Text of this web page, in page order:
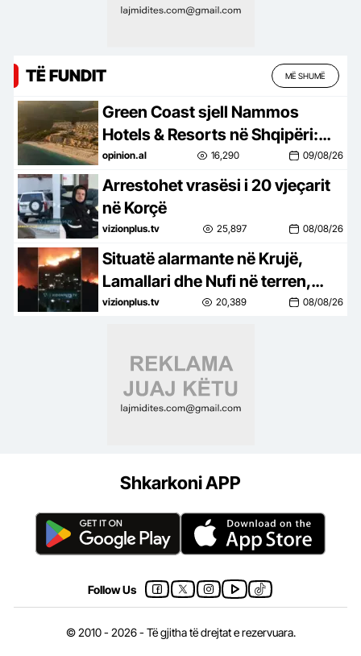
TË FUNDIT MË SHUMË
Green Coast sjell Nammos
Hotels & Resorts në Shqipëri:
Destinacion i ri lifestyle
opinion.al 16,290 09/08/26
Arrestohet vrasësi i 20 vjeçarit
në Korçë
vizionplus.tv 25,897 08/08/26
Situatë alarmante në Krujë,
Lamallari dhe Nufi në terren,
apel banorëve pë evakuim
vizionplus.tv 20,389 08/08/26
Shkarkoni APP
Follow Us
© 2010 - 2026 - Të gjitha të drejtat e rezervuara.